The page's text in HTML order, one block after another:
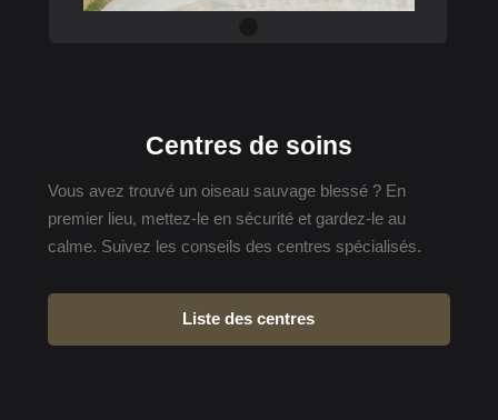
Centres de soins
Vous avez trouvé un oiseau sauvage blessé ? En
premier lieu, mettez-le en sécurité et gardez-le au
calme. Suivez les conseils des centres spécialisés.
Liste des centres